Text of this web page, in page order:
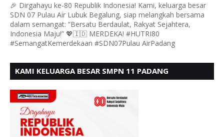
🎉 Dirgahayu ke-80 Republik Indonesia! Kami, keluarga besar
SDN 07 Pulau Air Lubuk Begalung, siap melangkah bersama
dalam semangat: “Bersatu Berdaulat, Rakyat Sejahtera,
Indonesia Maju!” 💖🇮🇩 MERDEKA! #HUTRI80
#SemangatKemerdekaan #SDN07Pulau AirPadang
KAMI KELUARGA BESAR SMPN 11 PADANG
BERDAULAT